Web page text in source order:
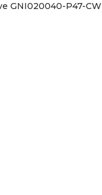
GNI020040-P47-CW